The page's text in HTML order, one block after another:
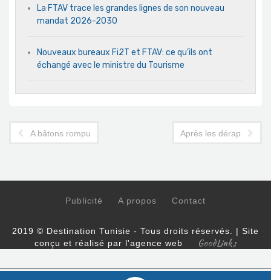
La FTAV trace les grandes lignes de son nouveau
mandat 2026-2030
Nouveaux bureaux Fi2T et FTAV: ce qu’ils ont
échangé avec le ministre du Tourisme
A bâtons rompus entre les agences de voyage et le ministre
Après les dérapages
Publicité A propos Contact
2019 © Destination Tunisie - Tous droits réservés. | Site
conçu et réalisé par l'agence web
GoodLinks